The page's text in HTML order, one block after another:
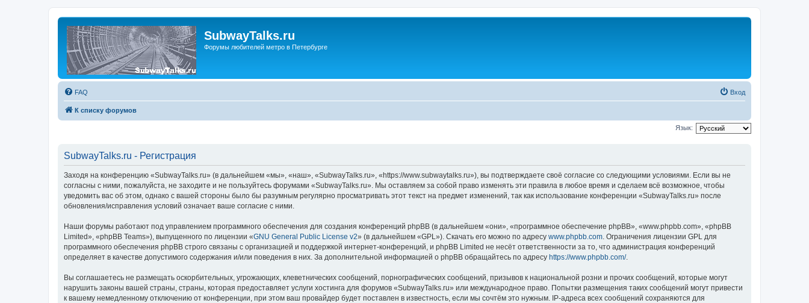
SubwayTalks.ru
Форумы любителей метро в Петербурге
FAQ Вход
К списку форумов
Язык:
SubwayTalks.ru - Регистрация
Заходя на конференцию «SubwayTalks.ru» (в дальнейшем «мы», «наш», «SubwayTalks.ru», «https://www.subwaytalks.ru»), вы подтверждаете своё согласие со следующими условиями. Если вы не
согласны с ними, пожалуйста, не заходите и не пользуйтесь форумами «SubwayTalks.ru». Мы оставляем за собой право изменять эти правила в любое время и сделаем всё возможное, чтобы
уведомить вас об этом, однако с вашей стороны было бы разумным регулярно просматривать этот текст на предмет изменений, так как использование конференции «SubwayTalks.ru» после
обновления/исправления условий означает ваше согласие с ними.
Наши форумы работают под управлением программного обеспечения для создания конференций phpBB (в дальнейшем «они», «программное обеспечение phpBB», «www.phpbb.com», «phpBB
Limited», «phpBB Teams»), выпущенного по лицензии «GNU General Public License v2» (в дальнейшем «GPL»). Скачать его можно по адресу www.phpbb.com . Ограничения лицензии GPL для
программного обеспечения phpBB строго связаны с организацией и поддержкой интернет-конференций, и phpBB Limited не несёт ответственности за то, что администрация конференций
определяет в качестве допустимого содержания и/или поведения в них. За дополнительной информацией о phpBB обращайтесь по адресу https://www.phpbb.com/.
Вы соглашаетесь не размещать оскорбительных, угрожающих, клеветнических сообщений, порнографических сообщений, призывов к национальной розни и прочих сообщений, которые могут
нарушить законы вашей страны, страны, которая предоставляет услуги хостинга для форумов «SubwayTalks.ru» или международное право. Попытки размещения таких сообщений могут привести
к вашему немедленному отключению от конференции, при этом ваш провайдер будет поставлен в известность, если мы сочтём это нужным. IP-адреса всех сообщений сохраняются для